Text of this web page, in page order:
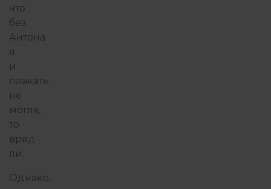
что
без
Антона
я
и
плакать
не
могла,
то
вряд
ли.
Однако,